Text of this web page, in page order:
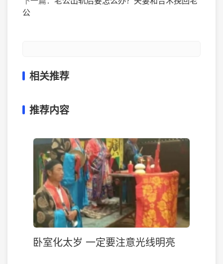
公
相关推荐
推荐内容
卧室化太岁 一定要注意光线明亮